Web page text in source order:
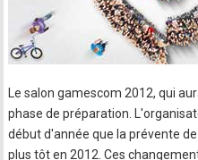
Le salon gamescom 2012, qui
phase de préparation.
début d'année que la prévente
plus tôt en 2012. Ces